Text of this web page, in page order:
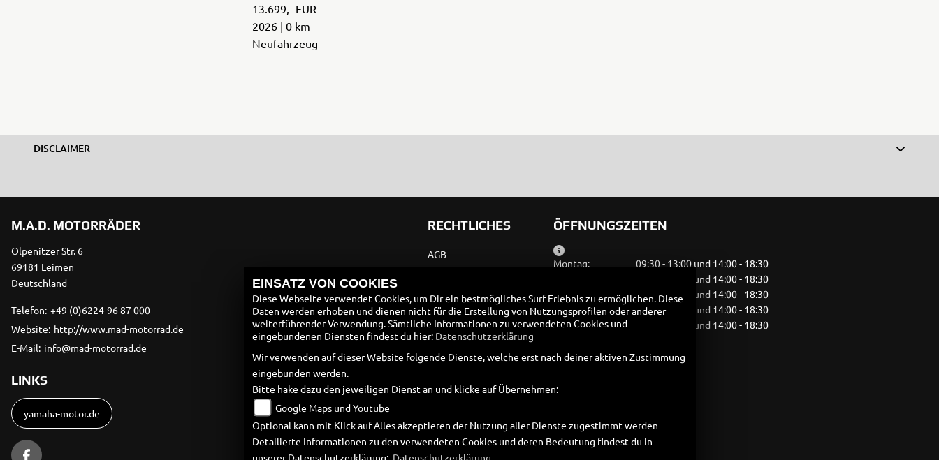
13.699,- EUR
2026 | 0 km
Neufahrzeug
DISCLAIMER
M.A.D. MOTORRÄDER
Olpenitzer Str. 6
69181 Leimen
Deutschland
Telefon: +49 (0)6224-96 87 000
Website: http://www.mad-motorrad.de
E-Mail: info@mad-motorrad.de
LINKS
yamaha-motor.de
RECHTLICHES
AGB
Datenschutz
Disclaimer
Altölverordnung
ÖFFNUNGSZEITEN
Montag:
09:30 - 13:00 und 14:00 - 18:30
09:30 - 13:00 und 14:00 - 18:30
Mittwoch:
09:30 - 13:00 und 14:00 - 18:30
Donnerstag:
09:30 - 13:00 und 14:00 - 18:30
Freitag:
09:30 - 13:00 und 14:00 - 18:30
Sonntag:
geschlossen
EINSATZ VON COOKIES
Diese Webseite verwendet Cookies, um Dir ein bestmögliches Surf-Erlebnis zu ermöglichen. Diese
Daten werden erhoben und dienen nicht für die Erstellung von Nutzungsprofilen oder anderer
weiterführender Verwendung. Sämtliche Informationen zu verwendeten Cookies und
eingebundenen Diensten findest du hier: Datenschutzerklärung
Wir verwenden auf dieser Website folgende Dienste, welche erst nach deiner aktiven Zustimmung
eingebunden werden.
Bitte hake dazu den jeweiligen Dienst an und klicke auf Übernehmen:
Google Maps und Youtube
Optional kann mit Klick auf Alles akzeptieren der Nutzung aller Dienste zugestimmt werden
Detailierte Informationen zu den verwendeten Cookies und deren Bedeutung findest du in
unserer Datenschutzerklärung: Datenschutzerklärung